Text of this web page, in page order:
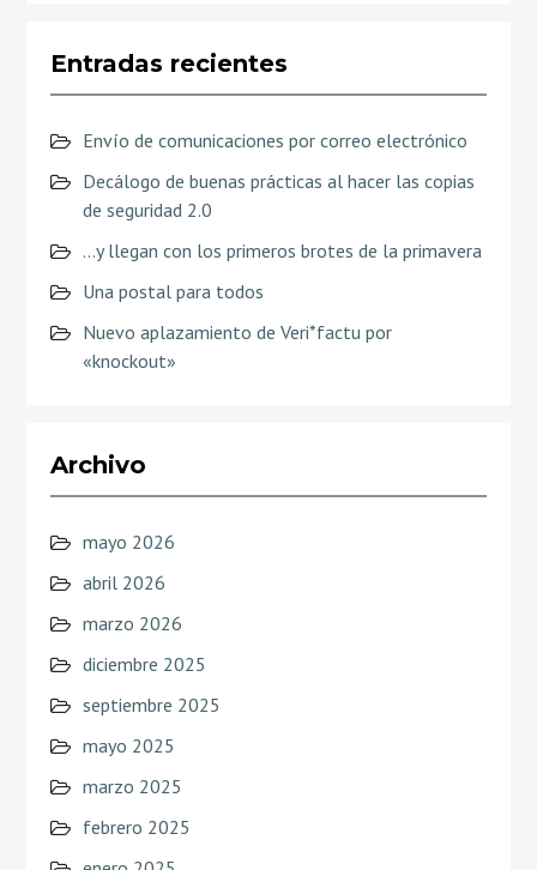
Entradas recientes
Envío de comunicaciones por correo electrónico
Decálogo de buenas prácticas al hacer las copias
de seguridad 2.0
…y llegan con los primeros brotes de la primavera
Una postal para todos
Nuevo aplazamiento de Veri*factu por
«knockout»
Archivo
mayo 2026
abril 2026
marzo 2026
diciembre 2025
septiembre 2025
mayo 2025
marzo 2025
febrero 2025